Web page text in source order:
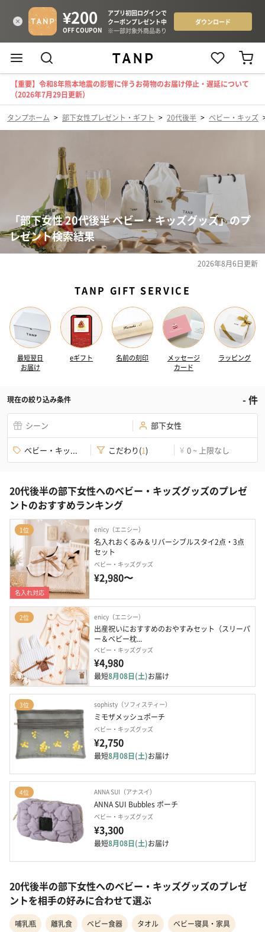
【重要】令和8年熊本地震の影響に伴うお荷物のお届け停止・遅延について
（2026年7月29日更新）
タンプホーム > 部下女性プレゼント・ギフト > 20代後半 > ベビー・キッズ
「部下女性 20代後半 ベビー・キッズグッズ」のプ
レゼント検索結果
2026年8月6日更新
TANP GIFT SERVICE
最短翌日
お届け
eギフト 名前の刻印
メッセージ
カード
ラッピング
現在の絞り込み条件 -件
シーン 部下女性
ベビー・キッ... こだわり(1) ¥ 0 ~ 上限なし
20代後半の部下女性へのベビー・キッズグッズのプレゼ
ントのおすすめランキング
1位
名入れ対応
enicy（エニシー）
名入れおくるみ＆リバーシブルスタイ2点・3点
セット
ベビー・キッズグッズ
¥2,980〜
2位 enicy（エニシー）
出産祝いにおすすめのおやすみセット（スリーパ
ー＆ベビー枕...
ベビー・キッズグッズ
¥4,980
最短8月08日(土)お届け
3位 sophisty（ソフィスティー）
ミモザメッシュポーチ
ベビー・キッズグッズ
¥2,750
最短8月08日(土)お届け
4位 ANNA SUI（アナスイ）
ANNA SUI Bubbles ポーチ
ベビー・キッズグッズ
¥3,300
最短8月08日(土)お届け
20代後半の部下女性へのベビー・キッズグッズのプレゼ
ントを相手の好みに合わせて選ぶ
哺乳瓶 離乳食 ベビー食器 タオル ベビー寝具・家具